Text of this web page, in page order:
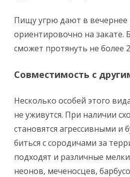
Пищу угрю дают в вечернее
ориентировочно на закате.
сможет протянуть не более
Совместимость с
Несколько особей этого
не уживутся. При наличии
становятся агрессивными и
биться с сородичами за
подходят и различные
неонов, меченосцев,